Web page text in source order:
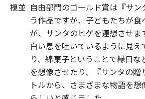
榎並 自由部門のゴールド賞は『サ
う作品ですが、子どもたちが食
が、サンタのヒゲを連想させま
白い息を吐いているように見え
り、綿菓子ということで縁日な
を想像させたり、『サンタの贈
トルから、さまざまな物語を